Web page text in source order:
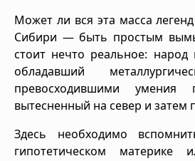
Может ли вся эта масса
Сибири — быть простым
стоит нечто реальное: народ
обладавший
превосходившими умения
вытесненный на север и затем
Здесь необходимо
гипотетическом материке